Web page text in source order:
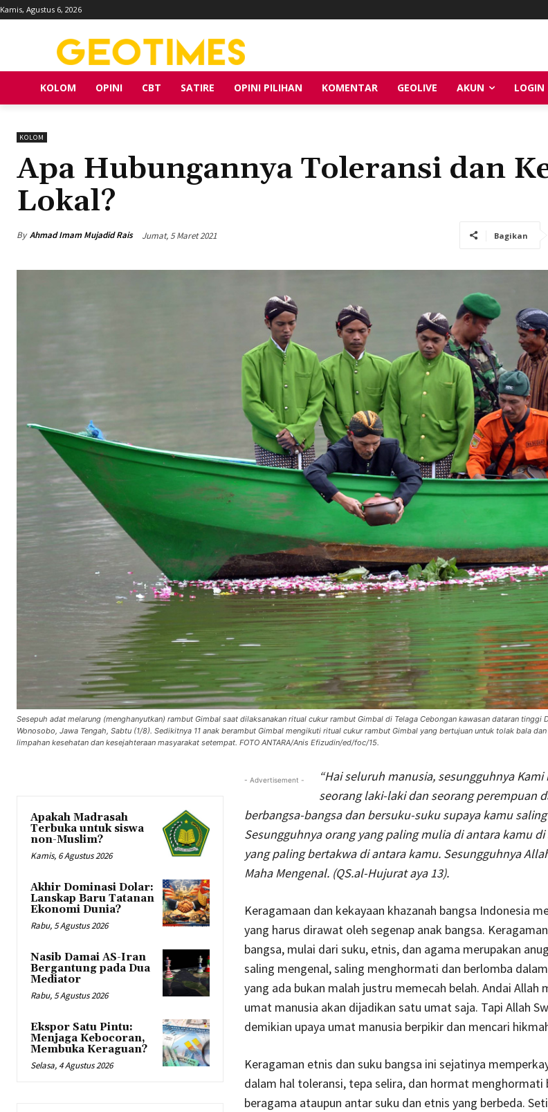
Kamis, Agustus 6, 2026
KOLOM OPINI CBT SATIRE OPINI PILIHAN KOMENTAR GEOLIVE AKUN LOGIN
KOLOM
Apa Hubungannya Toleransi dan
Lokal?
By Ahmad Imam Mujadid Rais Jumat, 5 Maret 2021 Bagikan
Sesepuh adat melarung (menghanyutkan) rambut Gimbal saat dilaksanakan ritual cukur rambut Gimbal di Telaga Cebongan kawasan dataran tinggi
Wonosobo, Jawa Tengah, Sabtu (1/8). Sedikitnya 11 anak berambut Gimbal mengikuti ritual cukur rambut Gimbal yang bertujuan untuk tolak bala
limpahan kesehatan dan kesejahteraan masyarakat setempat. FOTO ANTARA/Anis Efizudin/ed/foc/15.
Apakah Madrasah
Terbuka untuk siswa
non-Muslim?
Kamis, 6 Agustus 2026
Akhir Dominasi Dolar:
Lanskap Baru Tatanan
Ekonomi Dunia?
Rabu, 5 Agustus 2026
Nasib Damai AS-Iran
Bergantung pada Dua
Mediator
Rabu, 5 Agustus 2026
Ekspor Satu Pintu:
Menjaga Kebocoran,
Membuka Keraguan?
Selasa, 4 Agustus 2026
- Advertisement -
“Hai seluruh manusia, sesungguhnya
seorang laki-laki dan seorang perempuan
berbangsa-bangsa dan bersuku-suku supaya kamu
Sesungguhnya orang yang paling mulia di antara kamu
yang paling bertakwa di antara kamu. Sesungguhnya
Maha Mengenal. (QS.al-Hujurat aya 13).
Keragamaan dan kekayaan khazanah bangsa Indonesia
yang harus dirawat oleh segenap anak bangsa.
bangsa, mulai dari suku, etnis, dan agama merupakan
saling mengenal, saling menghormati dan berlomba
yang ada bukan malah justru memecah belah. Andai Allah
umat manusia akan dijadikan satu umat saja. Tapi Allah
demikian upaya umat manusia berpikir dan mencari
Keragaman etnis dan suku bangsa ini sejatinya
dalam hal toleransi, tepa selira, dan hormat
beragama ataupun antar suku dan etnis yang berbeda.